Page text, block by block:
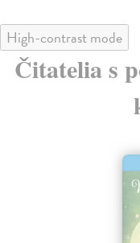
High-contrast mode
Čitatelia s